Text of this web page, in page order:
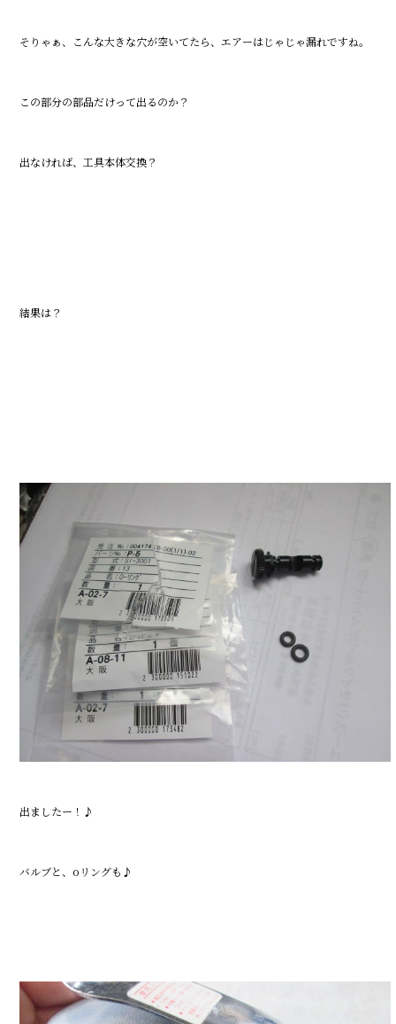
そりゃぁ、こんな大きな穴が空いてたら、エアーはじゃじゃ漏れですね。
この部分の部品だけって出るのか？
出なければ、工具本体交換？
結果は？
出ましたー！♪
バルブと、oリングも♪